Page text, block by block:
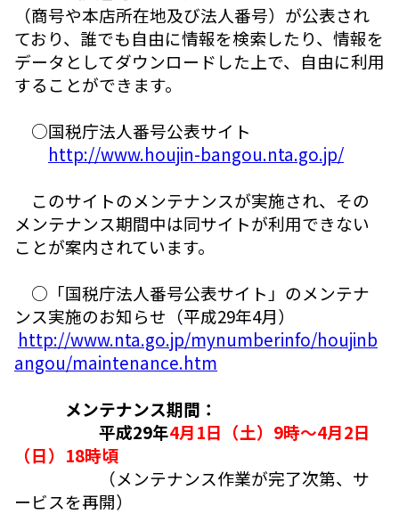
（商号や本店所在地及び法人番号）が公表され
ており、誰でも自由に情報を検索したり、情報を
データとしてダウンロードした上で、自由に利用
することができます。
○国税庁法人番号公表サイト
http://www.houjin-bangou.nta.go.jp/
このサイトのメンテナンスが実施され、その
メンテナンス期間中は同サイトが利用できない
ことが案内されています。
○「国税庁法人番号公表サイト」のメンテナ
ンス実施のお知らせ（平成29年4月）
http://www.nta.go.jp/mynumberinfo/houjinb
angou/maintenance.htm
メンテナンス期間：
平成29年4月1日（土）9時～4月2日
（日）18時頃
（メンテナンス作業が完了次第、サ
ービスを再開）